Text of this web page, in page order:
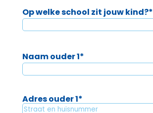
Op welke school zit jouw kind?*
Naam ouder 1*
Adres ouder 1*